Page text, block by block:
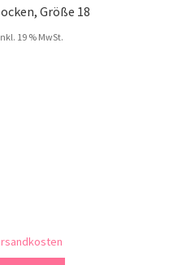
Größe 18
19 % MwSt.